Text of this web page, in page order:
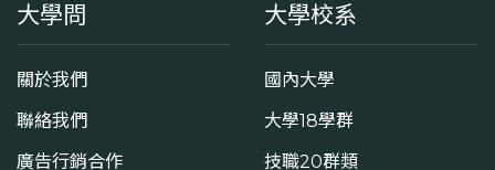
大學問
關於我們
聯絡我們
廣告行銷合作
大學校系
國內大學
大學18學群
技職20群類